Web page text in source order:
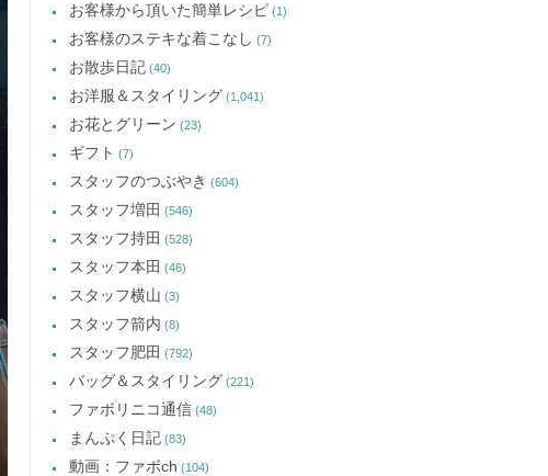
お客様から頂いた簡単レシピ (1)
お客様のステキな着こなし (7)
お散歩日記 (40)
お洋服＆スタイリング (1,041)
お花とグリーン (23)
ギフト (7)
スタッフのつぶやき (604)
スタッフ増田 (546)
スタッフ持田 (528)
スタッフ本田 (46)
スタッフ横山 (3)
スタッフ箭内 (8)
スタッフ肥田 (792)
バッグ＆スタイリング (221)
ファボリニコ通信 (48)
まんぷく日記 (83)
動画：ファボch (104)